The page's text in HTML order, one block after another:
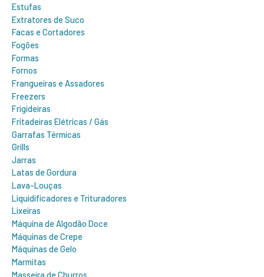
Estufas
Extratores de Suco
Facas e Cortadores
Fogões
Formas
Fornos
Frangueiras e Assadores
Freezers
Frigideiras
Fritadeiras Elétricas / Gás
Garrafas Térmicas
Grills
Jarras
Latas de Gordura
Lava-Louças
Liquidificadores e Trituradores
Lixeiras
Máquina de Algodão Doce
Máquinas de Crepe
Máquinas de Gelo
Marmitas
Masseira de Churros